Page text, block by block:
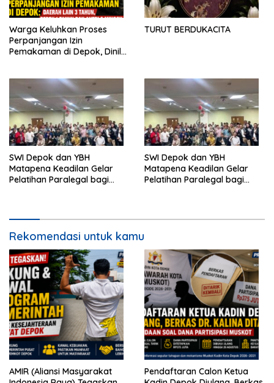
Warga Keluhkan Proses
Perpanjangan Izin
Pemakaman di Depok, Dinilai
TURUT BERDUKACITA
SWI Depok dan YBH
Matapena Keadilan Gelar
Pelatihan Paralegal bagi
SWI Depok dan YBH
Matapena Keadilan Gelar
Pelatihan Paralegal bagi
Rekomendasi untuk kamu
AMIR (Aliansi Masyarakat
Pendaftaran Calon Ketua